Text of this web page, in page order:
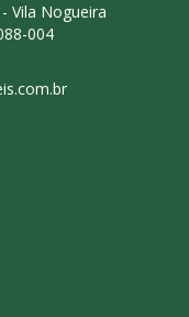
Vila Nogueira
004